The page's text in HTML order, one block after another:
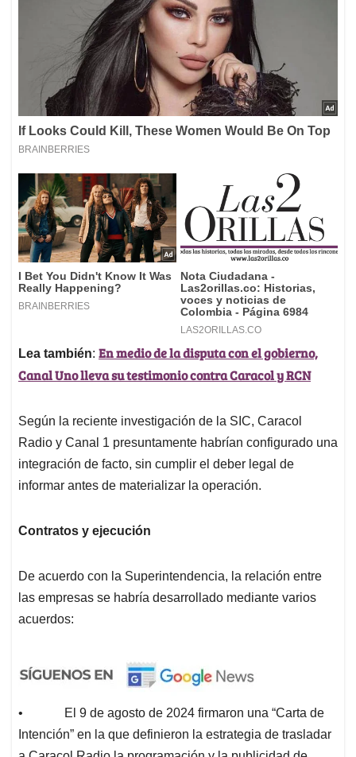
Lea también: En medio de la disputa con el gobierno,
Canal Uno lleva su testimonio contra Caracol y RCN
Según la reciente investigación de la SIC, Caracol
Radio y Canal 1 presuntamente habrían configurado una
integración de facto, sin cumplir el deber legal de
informar antes de materializar la operación.
Contratos y ejecución
De acuerdo con la Superintendencia, la relación entre
las empresas se habría desarrollado mediante varios
acuerdos:
• El 9 de agosto de 2024 firmaron una “Carta de
Intención” en la que definieron la estrategia de trasladar